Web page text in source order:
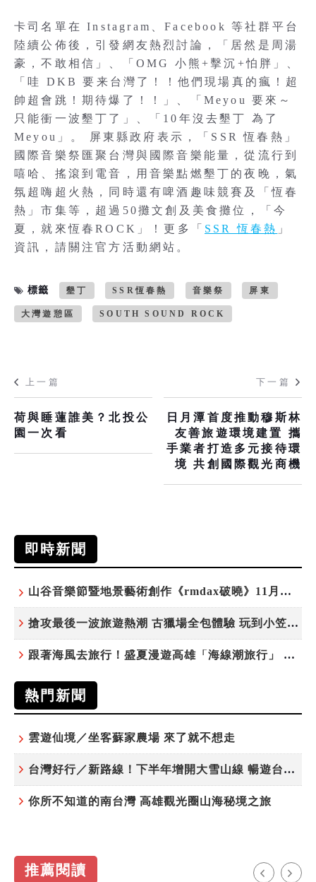
卡司名單在 Instagram、Facebook 等社群平台
陸續公佈後，引發網友熱烈討論，「居然是周湯
豪，不敢相信」、「OMG 小熊+擊沉+怕胖」、
「哇 DKB 要来台灣了！！他們現場真的瘋！超
帥超會跳！期待爆了！！」、「Meyou 要來～
只能衝一波墾丁了」、「10年沒去墾丁 為了
Meyou」。 屏東縣政府表示，「SSR 恆春熱」
國際音樂祭匯聚台灣與國際音樂能量，從流行到
嘻哈、搖滾到電音，用音樂點燃墾丁的夜晚，氣
氛超嗨超火熱，同時還有啤酒趣味競賽及「恆春
熱」市集等，超過50攤文創及美食攤位，「今
夏，就來恆春ROCK」！更多「 SSR 恆春熱 」
資訊，請關注官方活動網站。
標籤 墾丁 SSR恆春熱 音樂祭 屏東
大灣遊憩區 SOUTH SOUND ROCK
上一篇
荷與睡蓮誰美？北投公
園一次看
下一篇
日月潭首度推動穆斯林
友善旅遊環境建置 攜
手業者打造多元接待環
境 共創國際觀光商機
即時新聞
山谷音樂節暨地景藝術創作《rmdax破曉》11月花蓮銅門登場
搶攻最後一波旅遊熱潮 古獵場全包體驗 玩到小笠原夜遊觀星
跟著海風去旅行！盛夏漫遊高雄「海線潮旅行」 五大主題遊程探索漁村魅力
熱門新聞
雲遊仙境／坐客蘇家農場 來了就不想走
台灣好行／新路線！下半年增開大雪山線 暢遊台中更便利
你所不知道的南台灣 高雄觀光圈山海秘境之旅
推薦閱讀